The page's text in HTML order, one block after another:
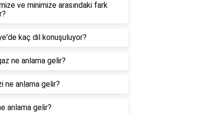
ve minimize arasındaki fark
kaç dil konuşuluyor?
ne anlama gelir?
ne anlama gelir?
anlama gelir?